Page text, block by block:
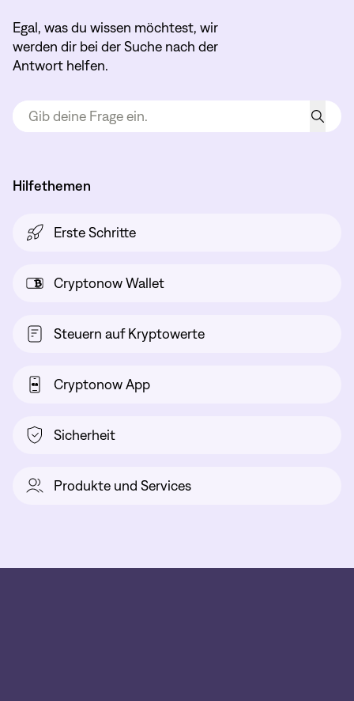
Egal, was du wissen möchtest, wir
werden dir bei der Suche nach der
Antwort helfen.
Hilfethemen
Erste Schritte
Cryptonow Wallet
Steuern auf Kryptowerte
Cryptonow App
Sicherheit
Produkte und Services